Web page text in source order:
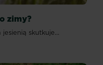
zimy?
skutkuje...
do zimy?